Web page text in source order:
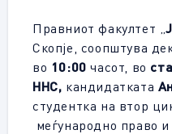
Правниот факултет „
Скопје, соопштува
во 10:00часот, во
ННС, кандидатката
студентка на втор
меѓународно право